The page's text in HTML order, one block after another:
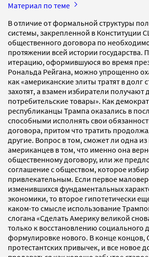
Материал по теме
В отличие от формальной структуры
системы, закрепленной в Конституции
общественного договора по
протяжении всей истории государства.
итерацию, оформившуюся во время
Рональда Рейгана, можно упрощенно
как «американские элиты тратят в долг
захотят, а взамен избиратели получают
потребительские товары». Как
республиканцы Трампа оказались в
способными исполнять свои
договора, притом что тратить
другие. Вопрос в том, сможет ли одна
американцев в том, что именно она
общественному договору, или же
соглашение с обществом, которое
привлекательным. Если первое
изменившихся фундаментальных
экономики, то второе гипотетически
каком-то смысле использование
слогана «Сделать Америку великой
только к восстановлению социального
формулировке нового. В конце концов,
протестантских привычек, и все новое